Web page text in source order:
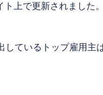
上で更新されました
しているトップ雇用主